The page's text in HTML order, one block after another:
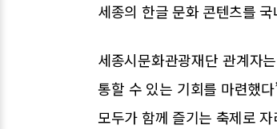
세종의 한글 문화 콘텐츠를
세종시문화관광재단 관계자
통할 수 있는 기회를 마련했
모두가 함께 즐기는 축제로